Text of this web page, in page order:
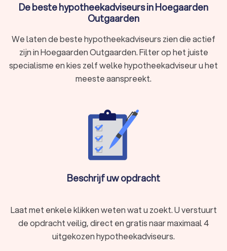
De beste hypotheekadviseurs in Hoegaarden
Outgaarden
We laten de beste hypotheekadviseurs zien die actief
zijn in Hoegaarden Outgaarden. Filter op het juiste
specialisme en kies zelf welke hypotheekadviseur u het
meeste aanspreekt.
Beschrijf uw opdracht
Laat met enkele klikken weten wat u zoekt. U verstuurt
de opdracht veilig, direct en gratis naar maximaal 4
uitgekozen hypotheekadviseurs.